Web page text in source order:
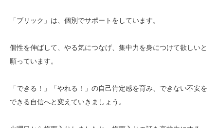
「ブリック」は、個別でサポートをしています。
個性を伸ばして、やる気につなげ、集中力を身につけて欲しいと
願っています。
「できる！」「やれる！」の自己肯定感を育み、できない不安を
できる自信へと変えていきましょう。